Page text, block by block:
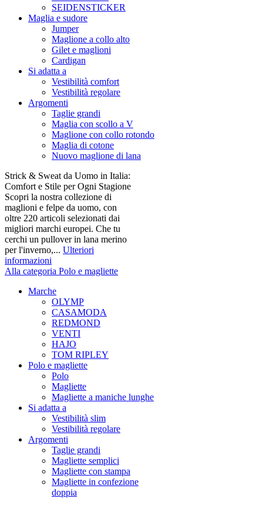
SEIDENSTICKER
Maglia e sudore
Jumper
Maglione a collo alto
Gilet e maglioni
Cardigan
Si adatta a
Vestibilità comfort
Vestibilità regolare
Argomenti
Taglie grandi
Maglia con scollo a V
Maglione con collo rotondo
Maglia di cotone
Nuovo maglione di lana
Strick & Sweat da Uomo in Italia:
Comfort e Stile per Ogni Stagione
Scopri la nostra collezione di
maglioni e felpe da uomo, con
oltre 220 articoli selezionati dai
migliori marchi europei. Che tu
cerchi un pullover in lana merino
per l'inverno,... Ulteriori
informazioni
Alla categoria Polo e magliette
Marche
OLYMP
CASAMODA
REDMOND
VENTI
HAJO
TOM RIPLEY
Polo e magliette
Polo
Magliette
Magliette a maniche lunghe
Si adatta a
Vestibilità slim
Vestibilità regolare
Argomenti
Taglie grandi
Magliette semplici
Magliette con stampa
Magliette in confezione
doppia